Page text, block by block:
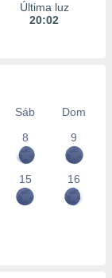
Última luz
20:02
Sáb
Dom
8 9
15 16